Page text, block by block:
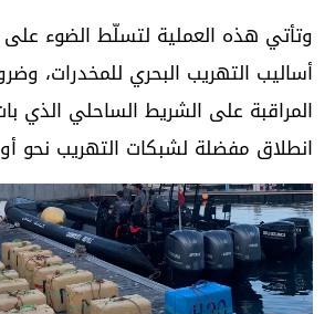
وتأتي هذه العملية لتسلّط الضوء
أساليب التهريب البحري للمخدرات،
المراقبة على الشريط الساحلي الذي
انطلاق مفضلة لشبكات التهريب نحو